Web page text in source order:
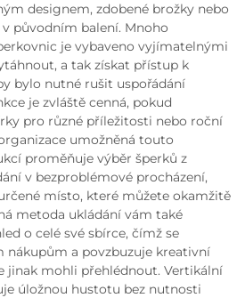
designem, zdobené brožky nebo
původním balení. Mnoho
je vybaveno vyjímatelnými
a tak získat přístup k
bylo nutné rušit uspořádání
je zvláště cenná, pokud
pro různé příležitosti nebo roční
umožněná touto
proměňuje výběr šperků z
v bezproblémové procházení,
místo, které můžete okamžitě
metoda ukládání vám také
o celé své sbírce, čímž se
nákupům a povzbuzuje kreativní
jinak mohli přehlédnout. Vertikální
úložnou hustotu bez nutnosti